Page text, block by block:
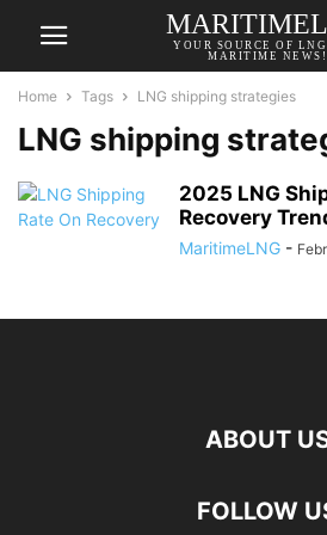
YOUR SOURCE OF
MARITIME NEWS!
Home Tags LNG shipping strategies
LNG shipping
2025 LNG
Recovery
MaritimeLNG -
ABOUT
FOLLOW